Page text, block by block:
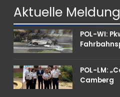
punkten
Aktuelle
POL-WI:
POL-LM:
Camberg